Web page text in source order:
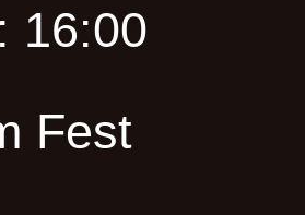
16:00
Fest